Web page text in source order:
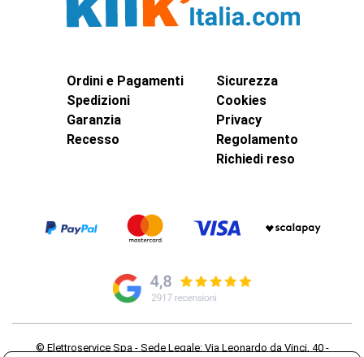
Ordini e Pagamenti
Spedizioni
Garanzia
Recesso
Sicurezza
Cookies
Privacy
Regolamento
Richiedi reso
© Elettroservice Spa - Sede Legale: Via Leonardo da Vinci, 40 -